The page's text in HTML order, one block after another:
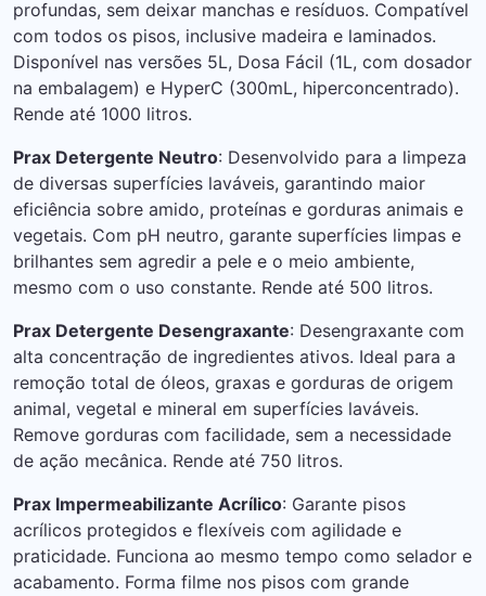
profundas, sem deixar manchas e resíduos. Compatível
com todos os pisos, inclusive madeira e laminados.
Disponível nas versões 5L, Dosa Fácil (1L, com dosador
na embalagem) e HyperC (300mL, hiperconcentrado).
Rende até 1000 litros.
Prax Detergente Neutro: Desenvolvido para a limpeza
de diversas superfícies laváveis, garantindo maior
eficiência sobre amido, proteínas e gorduras animais e
vegetais. Com pH neutro, garante superfícies limpas e
brilhantes sem agredir a pele e o meio ambiente,
mesmo com o uso constante. Rende até 500 litros.
Prax Detergente Desengraxante: Desengraxante com
alta concentração de ingredientes ativos. Ideal para a
remoção total de óleos, graxas e gorduras de origem
animal, vegetal e mineral em superfícies laváveis.
Remove gorduras com facilidade, sem a necessidade
de ação mecânica. Rende até 750 litros.
Prax Impermeabilizante Acrílico: Garante pisos
acrílicos protegidos e flexíveis com agilidade e
praticidade. Funciona ao mesmo tempo como selador e
acabamento. Forma filme nos pisos com grande